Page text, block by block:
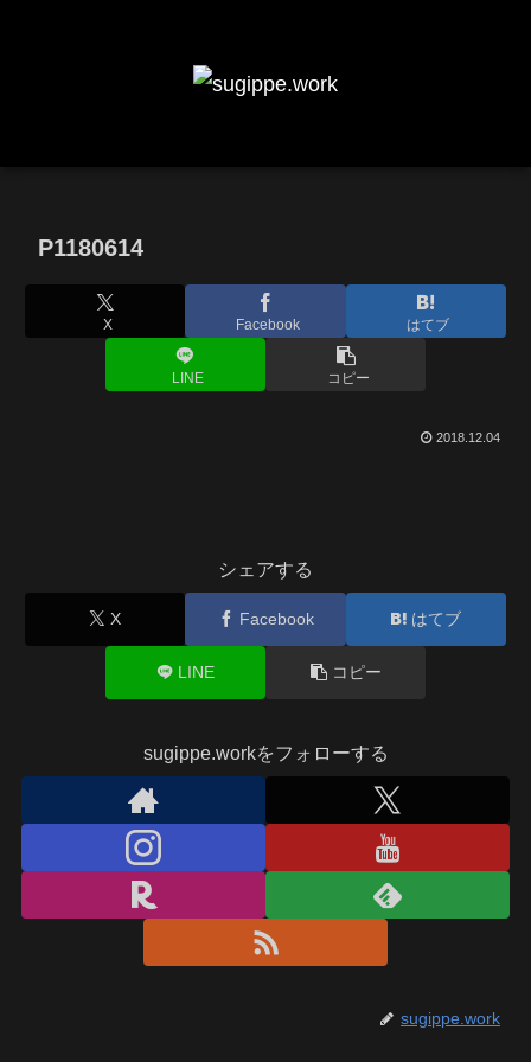
P1180614
X Facebook はてブ
LINE コピー
2018.12.04
シェアする
X Facebook はてブ
LINE コピー
sugippe.workをフォローする
sugippe.work